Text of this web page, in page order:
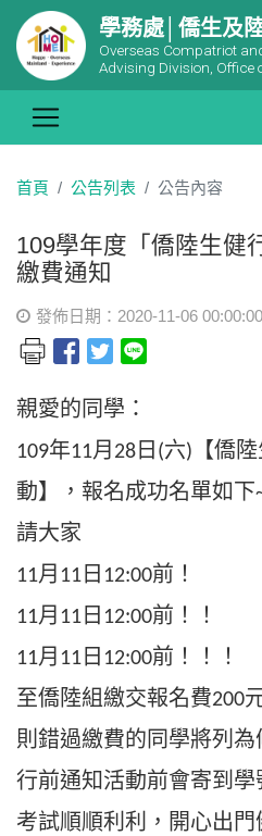
學務處│僑生及
Overseas Compatriot
Advising Division, Office
首頁 公告列表 公告內容
109學年度「僑陸生健
繳費通知
發佈日期：2020-11-06 00:00:00
親愛的同學：
109年11月 28 日 (六) 【僑
動】，報名成功名單如下
請大家
11月 11 日 12:00前！
11月 11 日 12:00前！！
11月 11 日 12:00前！！！
至僑陸組繳交報名費200
則錯過繳費的同學將列為
行前通知活動前會寄到
考試順順利利，開心出門